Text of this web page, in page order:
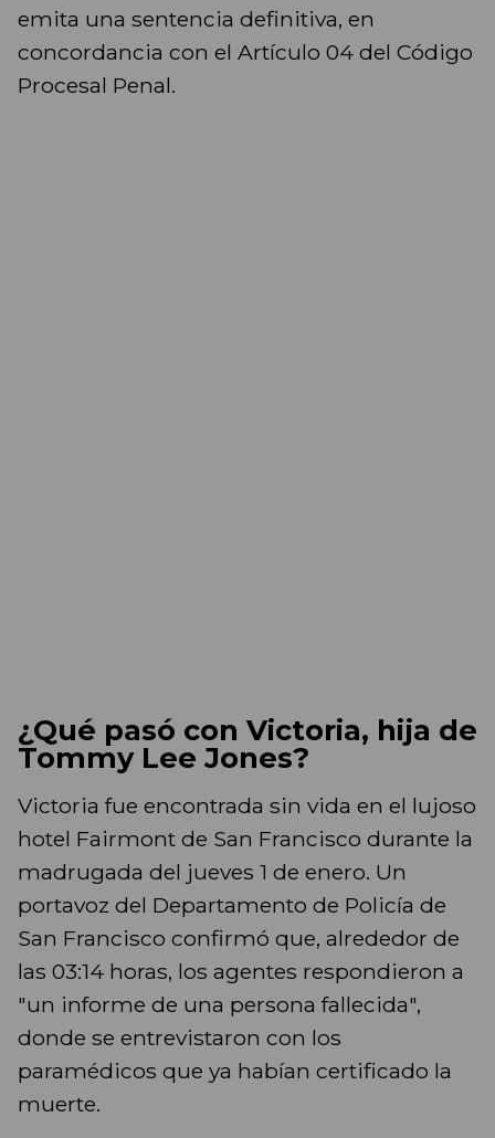
emita una sentencia definitiva, en
concordancia con el Artículo 04 del Código
Procesal Penal.
¿Qué pasó con Victoria, hija de
Tommy Lee Jones?
Victoria fue encontrada sin vida en el lujoso
hotel Fairmont de San Francisco durante la
madrugada del jueves 1 de enero. Un
portavoz del Departamento de Policía de
San Francisco confirmó que, alrededor de
las 03:14 horas, los agentes respondieron a
"un informe de una persona fallecida",
donde se entrevistaron con los
paramédicos que ya habían certificado la
muerte.